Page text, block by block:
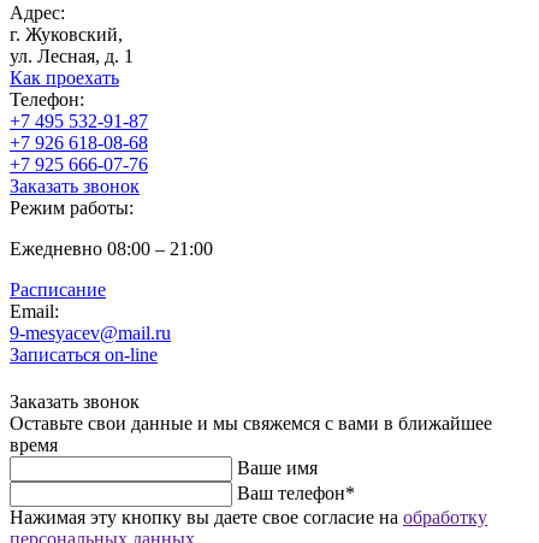
Адрес:
г. Жуковский,
ул. Лесная, д. 1
Как проехать
Телефон:
+7 495 532-91-87
+7 926 618-08-68
+7 925 666-07-76
Заказать звонок
Режим работы:
Ежедневно 08:00 – 21:00
Расписание
Email:
9-mesyacev@mail.ru
Записаться on-line
Заказать звонок
Оставьте свои данные и мы свяжемся с вами в ближайшее
время
Ваше имя
Ваш телефон*
Нажимая эту кнопку вы даете свое согласие на обработку
персональных данных